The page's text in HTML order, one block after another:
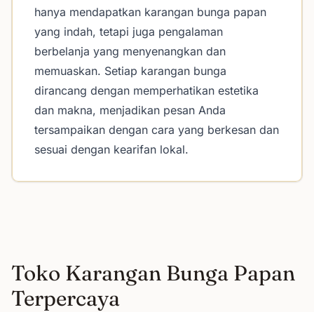
hanya mendapatkan karangan bunga papan
yang indah, tetapi juga pengalaman
berbelanja yang menyenangkan dan
memuaskan. Setiap karangan bunga
dirancang dengan memperhatikan estetika
dan makna, menjadikan pesan Anda
tersampaikan dengan cara yang berkesan dan
sesuai dengan kearifan lokal.
Toko Karangan Bunga Papan
Terpercaya